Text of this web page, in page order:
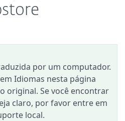
por um computador.
Idiomas nesta página
original. Se você encontrar
claro, por favor entre em
local.